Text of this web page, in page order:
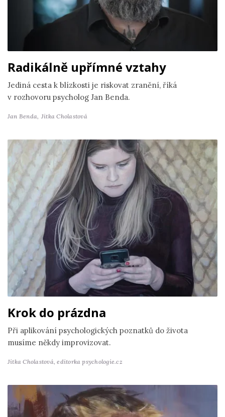
Radikálně upřímné vztahy
Jediná cesta k blízkosti je riskovat zranění, říká
v rozhovoru psycholog Jan Benda.
Jan Benda, Jitka Cholastová
Krok do prázdna
Při aplikování psychologických poznatků do života
musíme někdy improvizovat.
Jitka Cholastová,editorka psychologie.cz